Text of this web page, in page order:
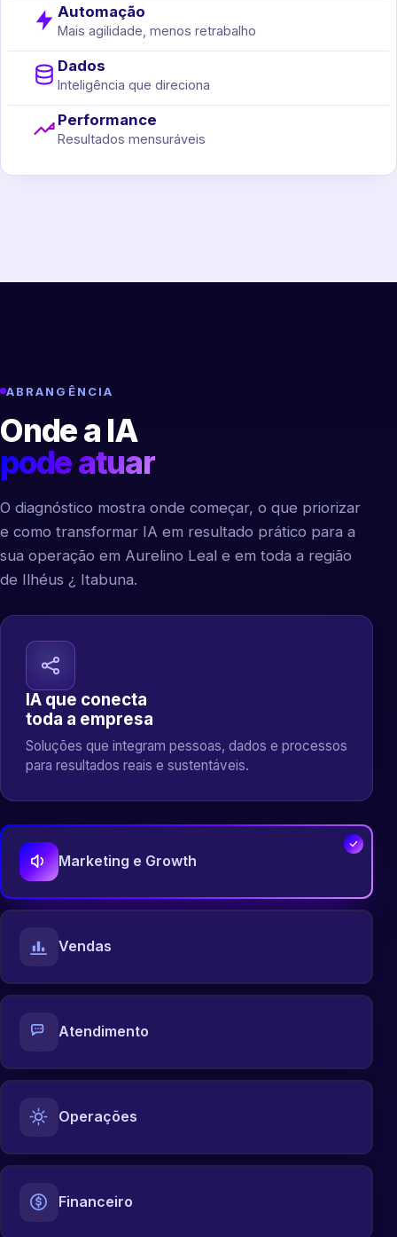
Automação
Mais agilidade, menos retrabalho
Dados
Inteligência que direciona
Performance
Resultados mensuráveis
ABRANGÊNCIA
Onde a IA
pode atuar
O diagnóstico mostra onde começar, o que priorizar
e como transformar IA em resultado prático para a
sua operação em Aurelino Leal e em toda a região
de Ilhéus ¿ Itabuna.
IA que conecta
toda a empresa
Soluções que integram pessoas, dados e processos
para resultados reais e sustentáveis.
Marketing e Growth
Vendas
Atendimento
Operações
Financeiro